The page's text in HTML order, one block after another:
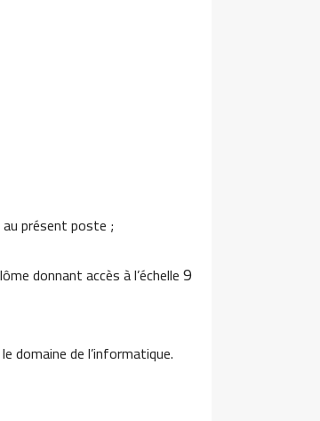
présent poste ;
donnant accès à l’échelle9
domaine de l’informatique.